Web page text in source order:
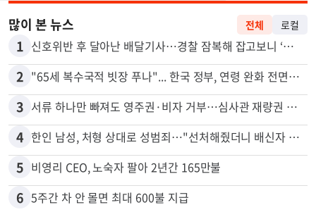
많이 본 뉴스 전체 로컬
1 신호위반 후 달아난 배달기사…경찰 잠복해 잡고보니 ‘반전’
2 "65세 복수국적 빗장 푸나"... 한국 정부, 연령 완화 전면 추진
3 서류 하나만 빠져도 영주권·비자 거부…심사관 재량권 대폭 확대
4 한인 남성, 처형 상대로 성범죄…"선처해줬더니 배신자 취급"
5 비영리 CEO, 노숙자 팔아 2년간 165만불
6 5주간 차 안 몰면 최대 600불 지급